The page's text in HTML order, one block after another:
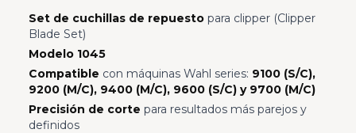
Set de cuchillas de repuestopara clipper (Clipper
Blade Set)
Modelo 1045
Compatible con máquinas Wahl series: 9100 (S/C),
9200 (M/C), 9400 (M/C), 9600 (S/C) y 9700 (M/C)
Precisión de corte para resultados más parejos y
definidos